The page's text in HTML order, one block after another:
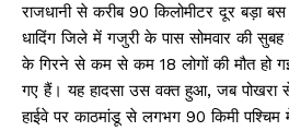
राजधानी से करीब 90 किलोमीटर दूर बड़ा
धादिंग जिले में गजुरी के पास सोमवार की
के गिरने से कम से कम 18 लोगों की मौत हो
गए हैं। यह हादसा उस वक्त हुआ, जब पोखरा
हाईवे पर काठमांडू से लगभग 90 किमी